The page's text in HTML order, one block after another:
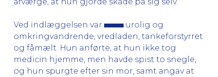
Ved indlæggelsen var
urolig og
omkringvandrende, vredladen, tankeforstyrret
og fåmælt. Hun anførte, at hun ikke tog
medicin hjemme, men havde spist to snegle,
og hun spurgte efter sin mor, samt angav at